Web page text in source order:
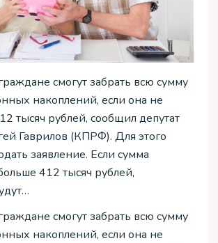
смогут забрать всю сумму
накоплений, если она не
тысяч рублей, сообщил депутат
Гаврилов (КПРФ). Для этого
заявление. Если сумма
412 тысяч рублей,
смогут забрать всю сумму
накоплений, если она не